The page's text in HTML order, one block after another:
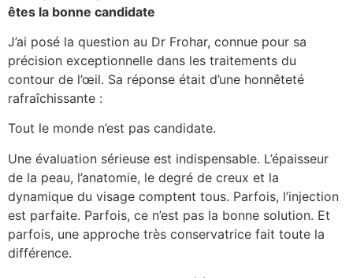
êtes la bonne candidate
J’ai posé la question au Dr Frohar, connue pour sa
précision exceptionnelle dans les traitements du
contour de l’œil. Sa réponse était d’une honnêteté
rafraîchissante :
Tout le monde n’est pas candidate.
Une évaluation sérieuse est indispensable. L’épaisseur
de la peau, l’anatomie, le degré de creux et la
dynamique du visage comptent tous. Parfois, l’injection
est parfaite. Parfois, ce n’est pas la bonne solution. Et
parfois, une approche très conservatrice fait toute la
différence.